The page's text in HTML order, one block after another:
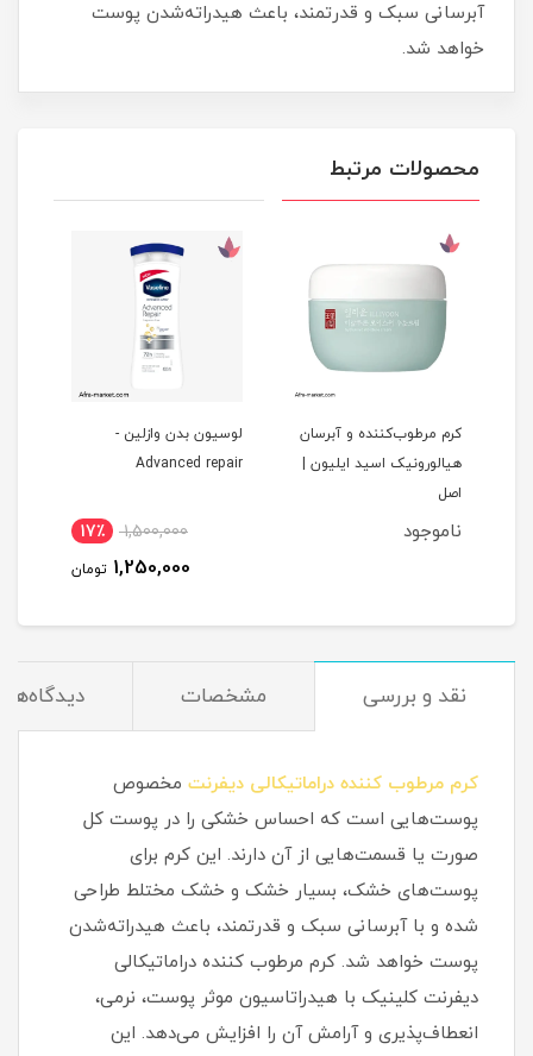
آبرسانی سبک و قدرتمند، باعث هیدراته‌شدن پوست
خواهد شد.
محصولات مرتبط
کرم مرطوب‌کننده و آبرسان
هیالورونیک اسید ایلیون |
اصل
ناموجود
لوسیون بدن وازلین -
Advanced repair
1,500,000 17٪
1,250,000 تومان
نقد و بررسی مشخصات دیدگاه‌ها
کرم مرطوب کننده دراماتیکالی دیفرنت مخصوص
پوست‌هایی است که احساس خشکی را در پوست کل
صورت یا قسمت‌هایی از آن دارند. این کرم برای
پوست‌های خشک، بسیار خشک و خشک مختلط طراحی
شده و با آبرسانی سبک و قدرتمند، باعث هیدراته‌شدن
پوست خواهد شد. کرم مرطوب کننده دراماتیکالی
دیفرنت کلینیک با هیدراتاسیون موثر پوست، نرمی،
انعطاف‌پذیری و آرامش آن را افزایش می‌دهد. این